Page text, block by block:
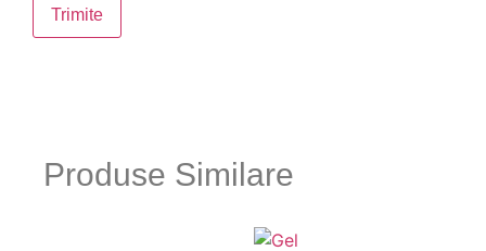
Produse Similare